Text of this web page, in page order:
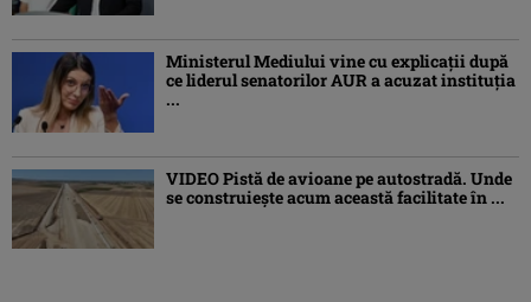
Ministerul Mediului vine cu explicații după
ce liderul senatorilor AUR a acuzat instituția
...
VIDEO Pistă de avioane pe autostradă. Unde
se construiește acum această facilitate în ...